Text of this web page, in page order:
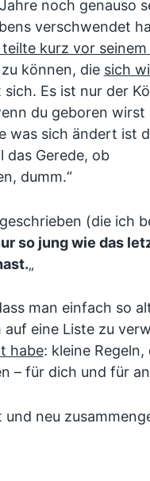
noch genauso
verschwendet
kurz vor seinem
können, die sich
Es ist nur der
du geboren wirst
was sich ändert ist
das Gerede, ob
dumm.“
(die ich
so jung wie das
„
man einfach so
eine Liste zu
habe: kleine Regeln,
– für dich und für
neu